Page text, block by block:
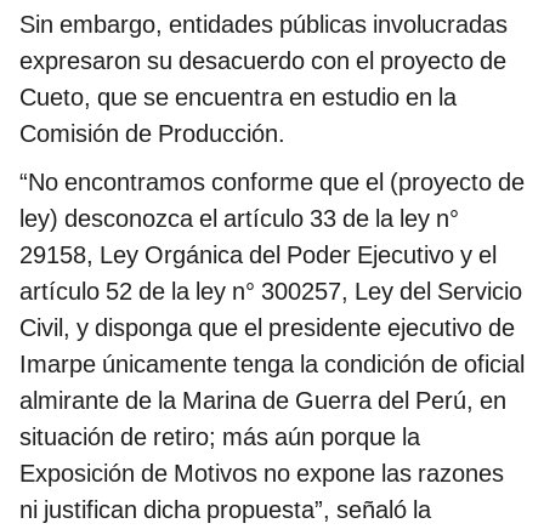
Sin embargo, entidades públicas involucradas
expresaron su desacuerdo con el proyecto de
Cueto, que se encuentra en estudio en la
Comisión de Producción.
“No encontramos conforme que el (proyecto de
ley) desconozca el artículo 33 de la ley n°
29158, Ley Orgánica del Poder Ejecutivo y el
artículo 52 de la ley n° 300257, Ley del Servicio
Civil, y disponga que el presidente ejecutivo de
Imarpe únicamente tenga la condición de oficial
almirante de la Marina de Guerra del Perú, en
situación de retiro; más aún porque la
Exposición de Motivos no expone las razones
ni justifican dicha propuesta”, señaló la